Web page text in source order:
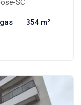
SC
354 m²